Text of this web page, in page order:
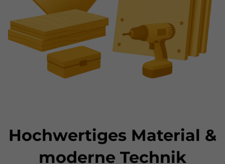
Hochwertiges Material &
moderne Technik